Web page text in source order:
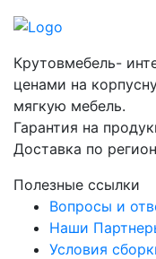
Крутовмебель-
ценами на
мягкую мебель.
Гарантия на
Доставка по
Полезные ссылки
Вопросы и
Наши
Условия